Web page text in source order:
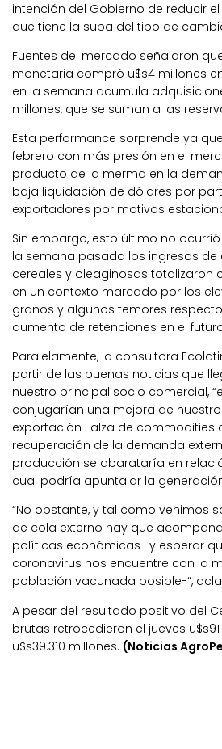
intención del Gobierno de reducir
que tiene la suba del tipo de
Fuentes del mercado señalaron
monetaria compró u$s4 millones
en la semana acumula
millones, que se suman a las
Esta performance sorprende ya
febrero con más presión en el
producto de la merma en la
baja liquidación de dólares por
exportadores por motivos
Sin embargo, esto último no
la semana pasada los ingresos de
cereales y oleaginosas totalizaron
en un contexto marcado por los
granos y algunos temores
aumento de retenciones en el
Paralelamente, la consultora
partir de las buenas noticias que
nuestro principal socio comercial,
conjugarían una mejora de
exportación -alza de commodities
recuperación de la demanda
producción se abarataría en
cual podría apuntalar la
“No obstante, y tal como venimos
de cola externo hay que
políticas económicas -y esperar
coronavirus nos encuentre con la
población vacunada posible-“,
A pesar del resultado positivo del
brutas retrocedieron el jueves
u$s39.310 millones. (Noticias